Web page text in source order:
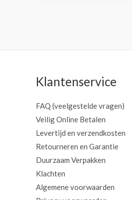
Klantenservice
FAQ (veelgestelde vragen)
Veilig Online Betalen
Levertijd en verzendkosten
Retourneren en Garantie
Duurzaam Verpakken
Klachten
Algemene voorwaarden